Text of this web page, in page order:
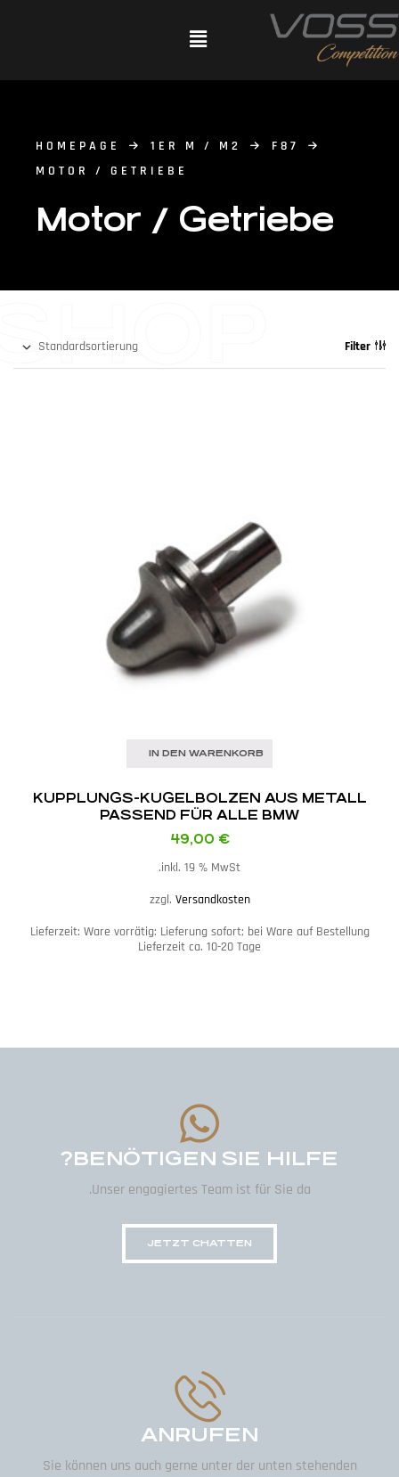
HOMEPAGE 1ER M / M2
F87
MOTOR / GETRIEBE
Motor / Getriebe
Filter
IN DEN WARENKORB
KUPPLUNGS-KUGELBOLZEN AUS METALL
PASSEND FÜR ALLE BMW
49,00 €
inkl. 19 % MwSt.
zzgl. Versandkosten
Lieferzeit: Ware vorrätig: Lieferung sofort; bei Ware auf Bestellung
Lieferzeit ca. 10-20 Tage
BENÖTIGEN SIE HILFE?
Unser engagiertes Team ist für Sie da.
JETZT CHATTEN
ANRUFEN
Sie können uns auch gerne unter der unten stehenden